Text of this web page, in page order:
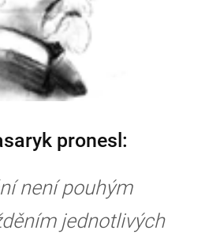
pronesl:
není pouhým
jednotlivých